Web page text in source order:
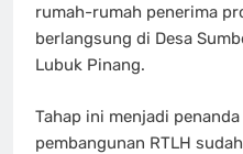
rumah-rumah penerima
berlangsung di Desa
Lubuk Pinang.
Tahap ini menjadi
pembangunan RTLH